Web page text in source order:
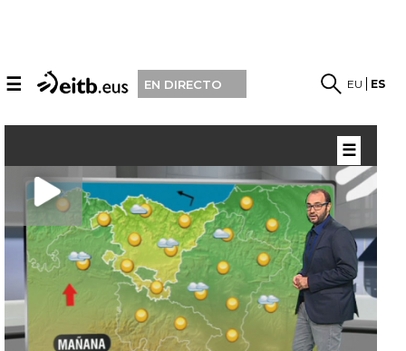
☰ EN DIRECTO EU ES
☰